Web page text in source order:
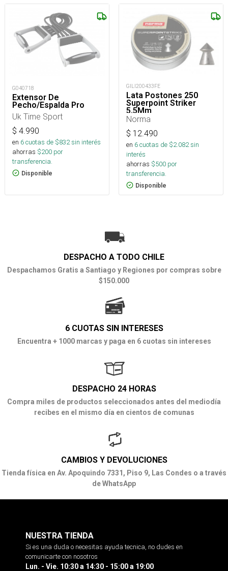
G040718
Extensor De
Pecho/Espalda Pro
Uk Time Sport
$ 4.990
en 6cuotas de $832sin interés
ahorras $200 por
transferencia.
Disponible
GILI200433FE
Lata Postones 250
Superpoint Striker
5,5Mm
Norma
$ 12.490
en 6cuotas de $2.082sin
interés
ahorras $500 por
transferencia.
Disponible
DESPACHO A TODO CHILE
Despachamos Gratis a Santiago y Regiones por compras sobre
$150.000
6 CUOTAS SIN INTERESES
Encuentra + 1000 marcas y paga en 6 cuotas sin intereses
DESPACHO 24 HORAS
Compra miles de productos seleccionados antes del mediodía
recibes en el mismo día en cientos de comunas
CAMBIOS Y DEVOLUCIONES
Tienda física en Av. Apoquindo 7331, Piso 9, Las Condes o a través
de WhatsApp
NUESTRA TIENDA
Si es una duda o necesitas ayuda tecnica, no dudes en
comunicarte con nosotros
Lun. - Vie. 10:30 a 14:30 - 15:00 a 19:00